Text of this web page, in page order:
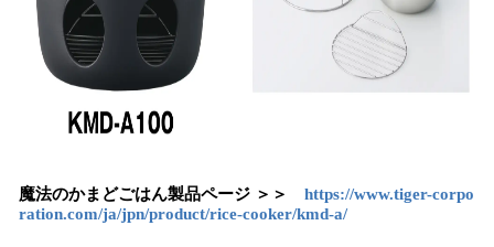
魔法のかまどごはん製品ページ ＞＞ https://www.tiger-corpo
ration.com/ja/jpn/product/rice-cooker/kmd-a/